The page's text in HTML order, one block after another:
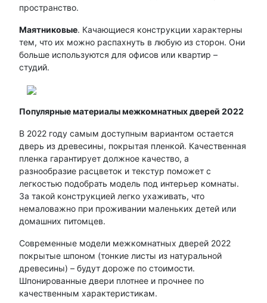
пространство.
Маятниковые. Качающиеся конструкции характерны
тем, что их можно распахнуть в любую из сторон. Они
больше используются для офисов или квартир –
студий.
Популярные материалы межкомнатных дверей 2022
В 2022 году самым доступным вариантом остается
дверь из древесины, покрытая пленкой. Качественная
пленка гарантирует должное качество, а
разнообразие расцветок и текстур поможет с
легкостью подобрать модель под интерьер комнаты.
За такой конструкцией легко ухаживать, что
немаловажно при проживании маленьких детей или
домашних питомцев.
Современные модели межкомнатных дверей 2022
покрытые шпоном (тонкие листы из натуральной
древесины) – будут дороже по стоимости.
Шпонированные двери плотнее и прочнее по
качественным характеристикам.